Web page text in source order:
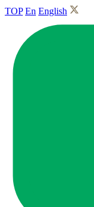
TOP En English